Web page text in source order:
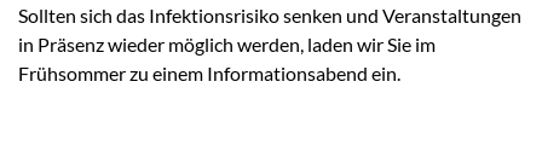
Sollten sich das Infektionsrisiko senken und Veranstaltungen
in Präsenz wieder möglich werden, laden wir Sie im
Frühsommer zu einem Informationsabend ein.